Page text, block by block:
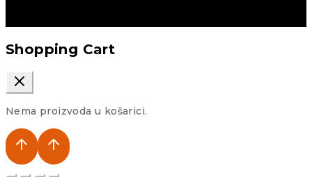
Shopping Cart
Nema proizvoda u košarici.